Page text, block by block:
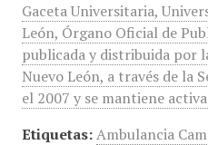
Gaceta Universitaria,
León, Órgano Oficial de
publicada y distribuida por
Nuevo León, a través de la
el 2007 y se mantiene
Etiquetas: Ambulancia